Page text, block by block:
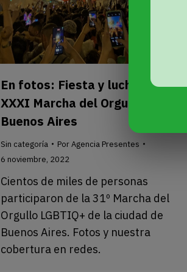
En fotos: Fiesta y lucha en la
XXXI Marcha del Orgullo en
Buenos Aires
Sin categoría PorAgencia Presentes
6 noviembre, 2022
Cientos de miles de personas
participaron de la 31º Marcha del
Orgullo LGBTIQ+ de la ciudad de
Buenos Aires. Fotos y nuestra
cobertura en redes.